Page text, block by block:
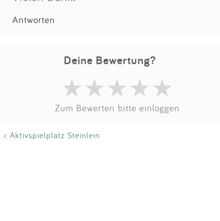
Antworten
Deine Bewertung?
Zum Bewerten bitte einloggen
< Aktivspielplatz Steinlein